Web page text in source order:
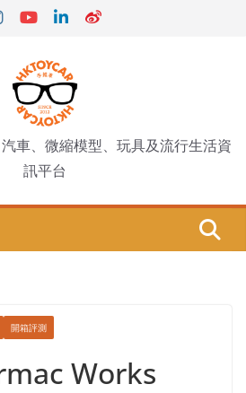
車、微縮模型、玩具及流行生活資
訊平台
開箱評測
Works